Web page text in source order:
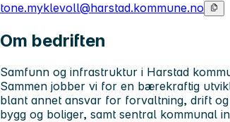
tone.myklevoll@harstad.kommune.no
Om bedriften
Samfunn og infrastruktur i Harstad
Sammen jobber vi for en bærekraftig
blant annet ansvar for forvaltning, drift
bygg og boliger, samt sentral kommunal